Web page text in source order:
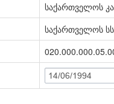
საქართველოს
საქართველოს
14/06/1994